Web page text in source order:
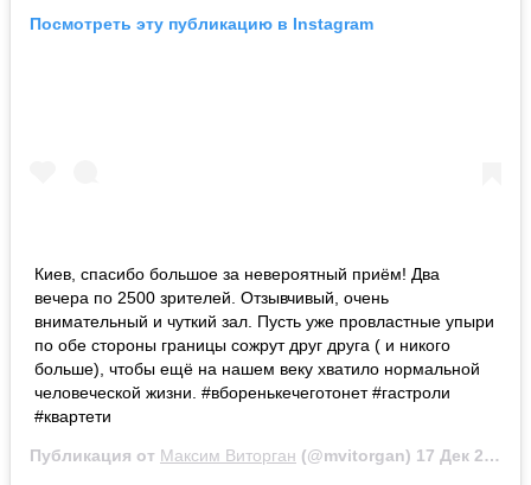
Посмотреть эту публикацию в Instagram
Киев, спасибо большое за невероятный приём! Два
вечера по 2500 зрителей. Отзывчивый, очень
внимательный и чуткий зал. Пусть уже провластные упыри
по обе стороны границы сожрут друг друга ( и никого
больше), чтобы ещё на нашем веку хватило нормальной
человеческой жизни. #вборенькечеготонет #гастроли
#квартети
Публикация от Максим Виторган (@mvitorgan) 17 Дек 2018 в 1:43 PST